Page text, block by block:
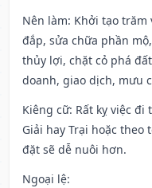
Nên làm: Khởi tạo trăm
đắp, sửa chữa phần
thủy lợi, chặt cỏ phá
doanh, giao dịch, mưu
Kiêng cữ: Rất kỵ việc đi
Giải hay Trại hoặc theo
đặt sẽ dễ nuôi hơn.
Ngoại lệ: